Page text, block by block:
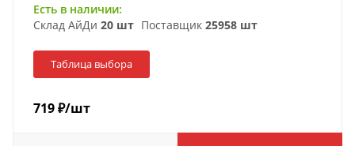
Есть в наличии:
Склад АйДи 20 шт Поставщик 25958 шт
Таблица выбора
719₽/шт